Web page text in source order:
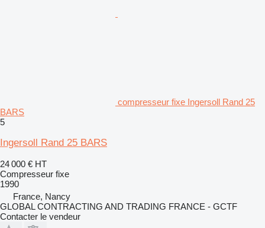
compresseur fixe Ingersoll Rand 25
BARS
5
Ingersoll Rand 25 BARS
24 000 € HT
Compresseur fixe
1990
France, Nancy
GLOBAL CONTRACTING AND TRADING FRANCE - GCTF
Contacter le vendeur